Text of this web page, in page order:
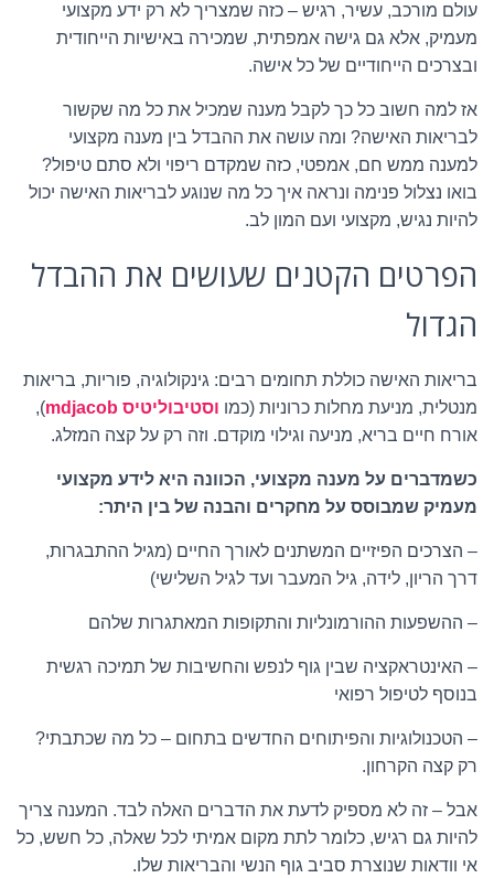
עולם מורכב, עשיר, רגיש – כזה שמצריך לא רק ידע מקצועי
מעמיק, אלא גם גישה אמפתית, שמכירה באישיות הייחודית
ובצרכים הייחודיים של כל אישה.
אז למה חשוב כל כך לקבל מענה שמכיל את כל מה שקשור
לבריאות האישה? ומה עושה את ההבדל בין מענה מקצועי
למענה ממש חם, אמפטי, כזה שמקדם ריפוי ולא סתם טיפול?
בואו נצלול פנימה ונראה איך כל מה שנוגע לבריאות האישה יכול
להיות נגיש, מקצועי ועם המון לב.
הפרטים הקטנים שעושים את ההבדל
הגדול
בריאות האישה כוללת תחומים רבים: גינקולוגיה, פוריות, בריאות
מנטלית, מניעת מחלות כרוניות (כמו וסטיבוליטיס mdjacob )
,
אורח חיים בריא, מניעה וגילוי מוקדם. וזה רק על קצה המזלג.
כשמדברים על מענה מקצועי, הכוונה היא לידע מקצועי
מעמיק שמבוסס על מחקרים והבנה של בין היתר:
– הצרכים הפיזיים המשתנים לאורך החיים (מגיל ההתבגרות,
דרך הריון, לידה, גיל המעבר ועד לגיל השלישי)
– ההשפעות ההורמונליות והתקופות המאתגרות שלהם
– האינטראקציה שבין גוף לנפש והחשיבות של תמיכה רגשית
בנוסף לטיפול רפואי
– הטכנולוגיות והפיתוחים החדשים בתחום – כל מה שכתבתי?
רק קצה הקרחון.
אבל – זה לא מספיק לדעת את הדברים האלה לבד. המענה צריך
להיות גם רגיש, כלומר לתת מקום אמיתי לכל שאלה, כל חשש, כל
אי וודאות שנוצרת סביב גוף הנשי והבריאות שלו.